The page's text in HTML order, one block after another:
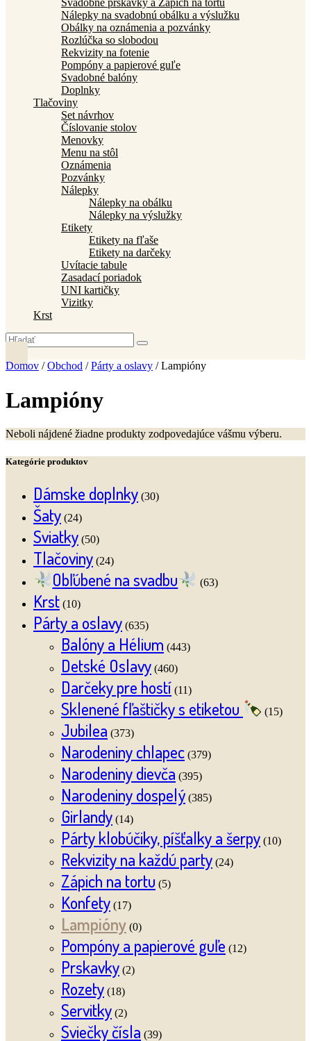
Svadobné prskavky a Zápich na tortu
Nálepky na svadobnú obálku a výslužku
Obálky na oznámenia a pozvánky
Rozlúčka so slobodou
Rekvizity na fotenie
Pompóny a papierové guľe
Svadobné balóny
Doplnky
Tlačoviny
Set návrhov
Číslovanie stolov
Menovky
Menu na stôl
Oznámenia
Pozvánky
Nálepky
Nálepky na obálku
Nálepky na výslužky
Etikety
Etikety na fľaše
Etikety na darčeky
Uvítacie tabule
Zasadací poriadok
UNI kartičky
Vizitky
Krst
Domov /Obchod /Párty a oslavy / Lampióny
Lampióny
Neboli nájdené žiadne produkty zodpovedajúce vášmu výberu.
Kategórie produktov
Dámske doplnky (30)
Šaty (24)
Sviatky (50)
Tlačoviny (24)
Obľúbené na svadbu (63)
Krst (10)
Párty a oslavy (635)
Balóny a Hélium (443)
Detské Oslavy (460)
Darčeky pre hostí (11)
Sklenené fľaštičky s etiketou (15)
Jubilea (373)
Narodeniny chlapec (379)
Narodeniny dievča (395)
Narodeniny dospelý (385)
Girlandy (14)
Párty klobúčiky, píšťalky a šerpy (10)
Rekvizity na každú party (24)
Zápich na tortu (5)
Konfety (17)
Lampióny (0)
Pompóny a papierové guľe (12)
Prskavky (2)
Rozety (18)
Servitky (2)
Sviečky čísla (39)